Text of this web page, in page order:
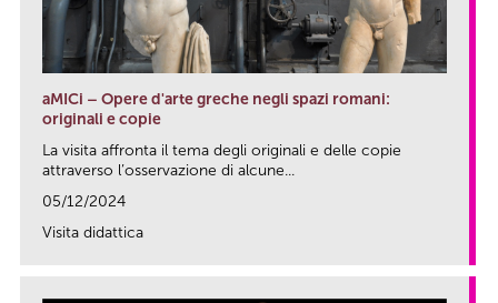
aMICi – Opere d'arte greche negli spazi romani:
originali e copie
La visita affronta il tema degli originali e delle copie
attraverso l’osservazione di alcune...
05/12/2024
Visita didattica